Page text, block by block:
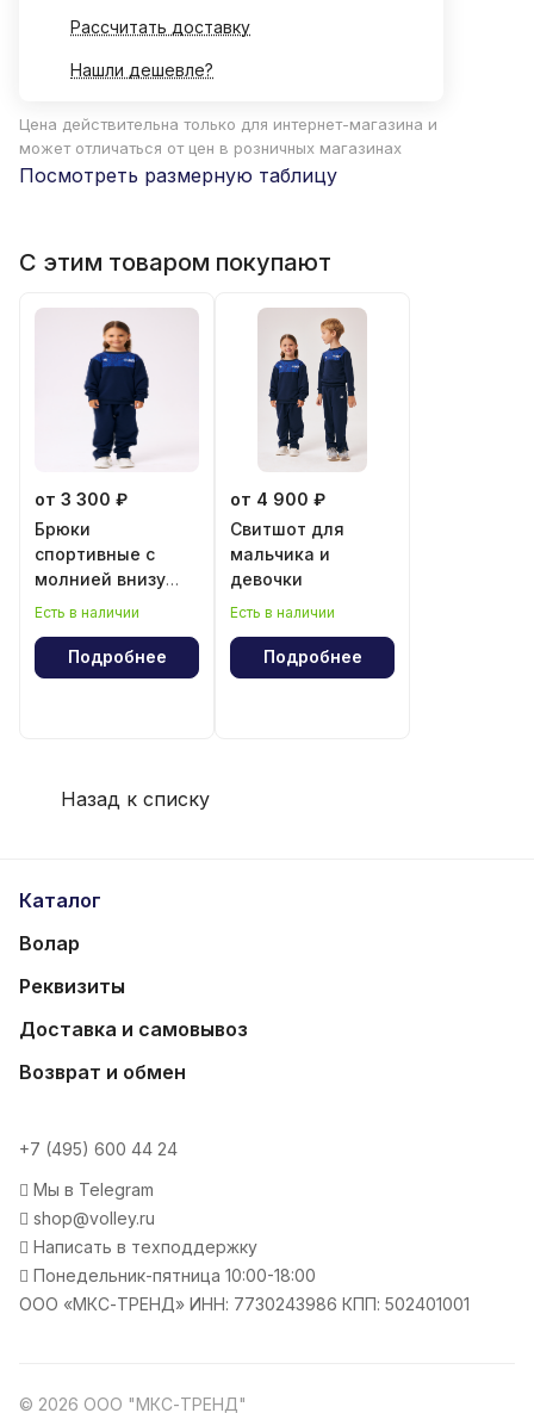
Рассчитать доставку
Нашли дешевле?
Цена действительна только для интернет-магазина и
может отличаться от цен в розничных магазинах
Посмотреть размерную таблицу
С этим товаром покупают
от 3 300 ₽
Брюки
спортивные с
молнией внизу
для мальчика и
Есть в наличии
Подробнее
от 4 900 ₽
Свитшот для
мальчика и
девочки
Есть в наличии
Подробнее
Назад к списку
Каталог
Волар
Реквизиты
Доставка и самовывоз
Возврат и обмен
+7 (495) 600 44 24
Мы в Telegram
shop@volley.ru
Написать в техподдержку
Понедельник-пятница 10:00-18:00
ООО «МКС-ТРЕНД» ИНН: 7730243986 КПП: 502401001
© 2026 ООО "МКС-ТРЕНД"